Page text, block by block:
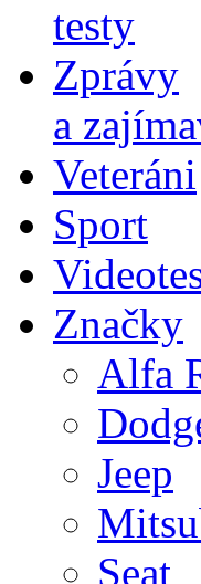
testy
Zprávy
a
Veteráni
Sport
Značky
Alfa
Jeep
Seat